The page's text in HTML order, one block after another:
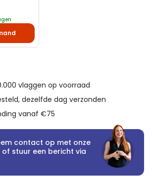
vlaggen op voorraad
dezelfde dag verzonden
vanaf €75
contact op met onze
of stuur een bericht via